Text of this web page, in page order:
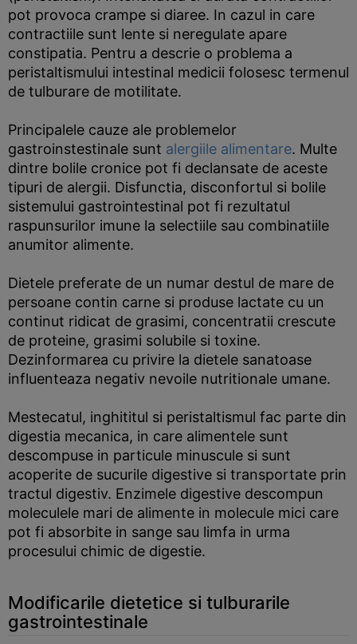
pot provoca crampe si diaree. In cazul in care
contractiile sunt lente si neregulate apare
constipatia. Pentru a descrie o problema a
peristaltismului intestinal medicii folosesc termenul
de tulburare de motilitate.
Principalele cauze ale problemelor
gastroinstestinale sunt alergiile alimentare. Multe
dintre bolile cronice pot fi declansate de aceste
tipuri de alergii. Disfunctia, disconfortul si bolile
sistemului gastrointestinal pot fi rezultatul
raspunsurilor imune la selectiile sau combinatiile
anumitor alimente.
Dietele preferate de un numar destul de mare de
persoane contin carne si produse lactate cu un
continut ridicat de grasimi, concentratii crescute
de proteine, grasimi solubile si toxine.
Dezinformarea cu privire la dietele sanatoase
influenteaza negativ nevoile nutritionale umane.
Mestecatul, inghititul si peristaltismul fac parte din
digestia mecanica, in care alimentele sunt
descompuse in particule minuscule si sunt
acoperite de sucurile digestive si transportate prin
tractul digestiv. Enzimele digestive descompun
moleculele mari de alimente in molecule mici care
pot fi absorbite in sange sau limfa in urma
procesului chimic de digestie.
Modificarile dietetice si tulburarile
gastrointestinale